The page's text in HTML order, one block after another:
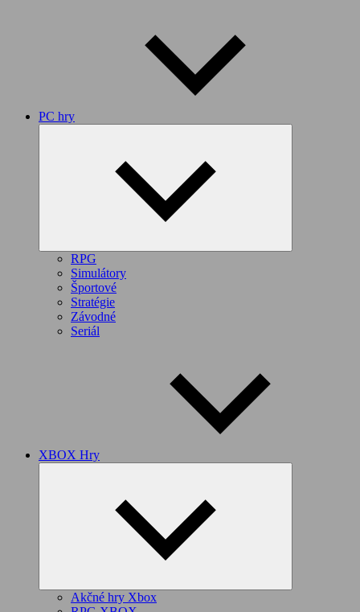
PC hry
RPG
Simulátory
Športové
Stratégie
Závodné
Seriál
XBOX Hry
Akčné hry Xbox